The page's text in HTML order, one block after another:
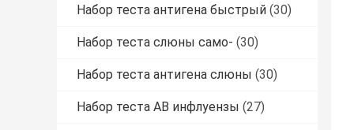
Набор теста антигена быстрый (30)
Набор теста слюны само- (30)
Набор теста антигена слюны (30)
Набор теста AB инфлуензы (27)